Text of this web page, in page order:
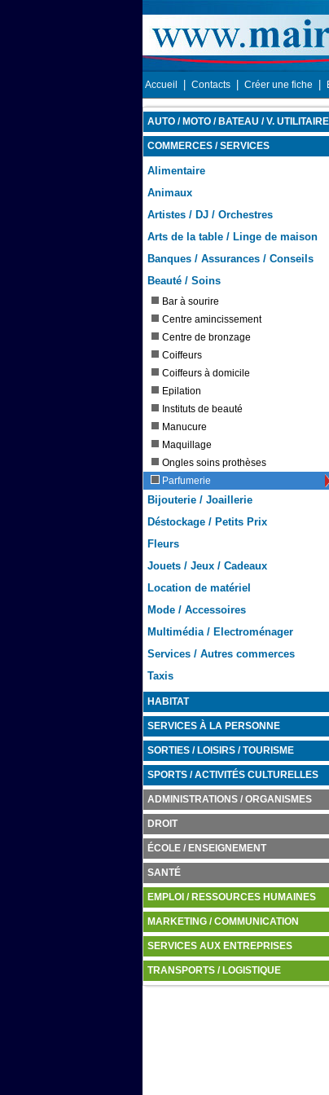
Accueil Contacts Créer une fiche
AUTO / MOTO / BATEAU / V. UTILITAIRE
COMMERCES / SERVICES
Alimentaire
Animaux
Artistes / DJ / Orchestres
Arts de la table / Linge de maison
Banques / Assurances / Conseils
Beauté / Soins
Bar à sourire
Centre amincissement
Centre de bronzage
Coiffeurs
Coiffeurs à domicile
Epilation
Instituts de beauté
Manucure
Maquillage
Ongles soins prothèses
Parfumerie
Bijouterie / Joaillerie
Déstockage / Petits Prix
Fleurs
Jouets / Jeux / Cadeaux
Location de matériel
Mode / Accessoires
Multimédia / Electroménager
Services / Autres commerces
Taxis
HABITAT
SERVICES À LA PERSONNE
SORTIES / LOISIRS / TOURISME
SPORTS / ACTIVITÉS CULTURELLES
ADMINISTRATIONS / ORGANISMES
DROIT
ÉCOLE / ENSEIGNEMENT
SANTÉ
EMPLOI / RESSOURCES HUMAINES
MARKETING / COMMUNICATION
SERVICES AUX ENTREPRISES
TRANSPORTS / LOGISTIQUE